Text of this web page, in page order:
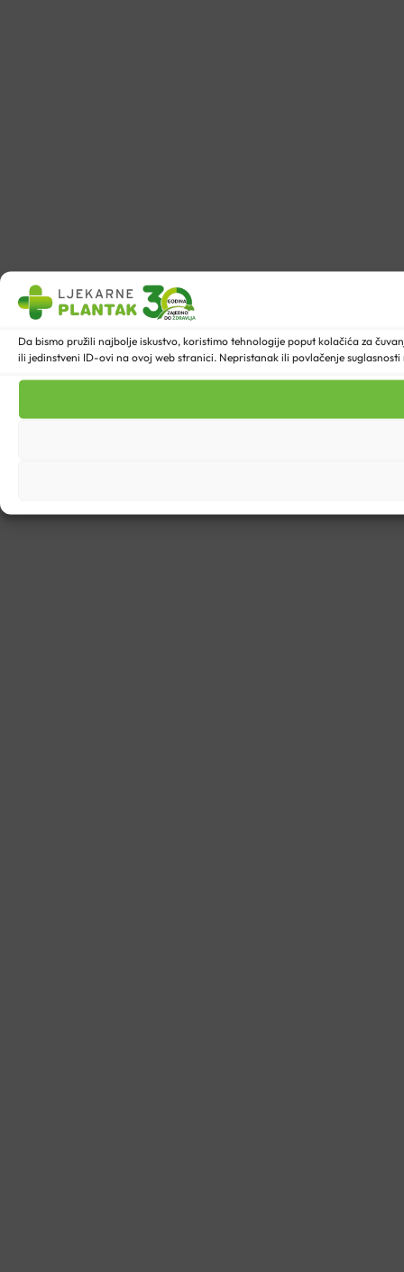
Da bismo pružili najbolje iskustvo, koristimo tehnologije poput kolačića za
ili jedinstveni ID-ovi na ovoj web stranici. Nepristanak ili povlačenje